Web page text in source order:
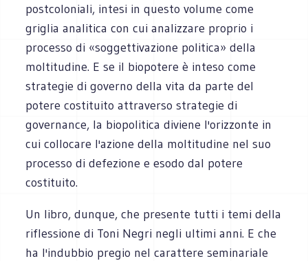
postcoloniali, intesi in questo volume come
griglia analitica con cui analizzare proprio i
processo di «soggettivazione politica» della
moltitudine. E se il biopotere è inteso come
strategie di governo della vita da parte del
potere costituito attraverso strategie di
governance, la biopolitica diviene l'orizzonte in
cui collocare l'azione della moltitudine nel suo
processo di defezione e esodo dal potere
costituito.
Un libro, dunque, che presente tutti i temi della
riflessione di Toni Negri negli ultimi anni. E che
ha l'indubbio pregio nel carattere seminariale